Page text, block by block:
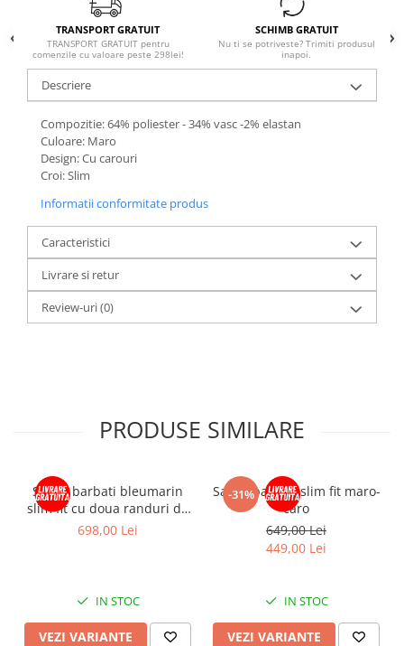
TRANSPORT GRATUIT
TRANSPORT GRATUIT pentru
comenzile cu valoare peste 298lei!
SCHIMB GRATUIT
Nu ti se potriveste? Trimiti produsul
inapoi.
Descriere
Compozitie: 64% poliester - 34% vasc -2% elastan
Culoare: Maro
Design: Cu carouri
Croi: Slim
Informatii conformitate produs
Caracteristici
Livrare si retur
Review-uri(0)
PRODUSE SIMILARE
Sacou barbati bleumarin
slim fit cu doua randuri de
nasturi
698,00 Lei
IN STOC
VEZI VARIANTE
-31%
Sacou barbati slim fit maro-
caro
649,00 Lei
449,00 Lei
IN STOC
VEZI VARIANTE